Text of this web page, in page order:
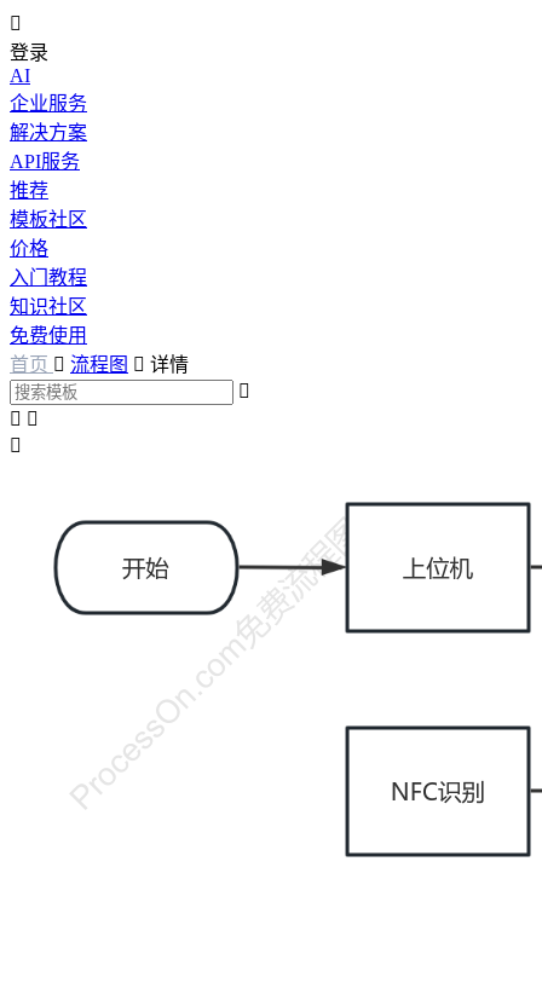

登录
AI
企业服务
解决方案
API服务
推荐
模板社区
价格
入门教程
知识社区
免费使用
首页  流程图  详情

 
